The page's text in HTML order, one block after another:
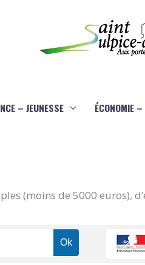
– JEUNESSE ÉCONOMIE
(moins de 5000 euros),